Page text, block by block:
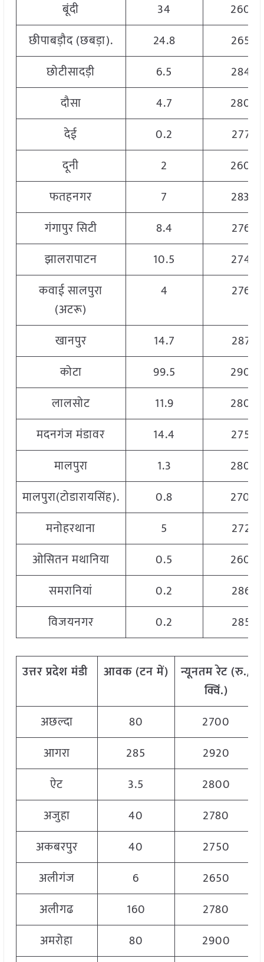
बूंदी
34
2600
छीपाबड़ौद (छबड़ा).
24.8
2650
छोटीसादड़ी
6.5
2845
दौसा
4.7
2800
देई
0.2
2778
दूनी
2
2600
फतहनगर
7
2830
गंगापुर सिटी
8.4
2766
झालरापाटन
10.5
2745
कवाई सालपुरा
(अटरू)
4 2766
खानपुर 14.7
2876
कोटा
99.5
2900
लालसोट
11.9
2800
मदनगंज मंडावर
14.4
2750
मालपुरा
1.3
2800
मालपुरा(टोडारायसिंह).
0.8
2700
मनोहरथाना
5
2725
ओसितन मथानिया
0.5
2600
समरानियां
0.2
2863
विजयनगर
0.2 2857
उत्तरप्रदेशमंडी आवक(टनमें) न्यूनतमरेट(रु./
क्विं.)
अछल्दा 80
2700
आगरा
285
2920
ऐट
3.5
2800
अजुहा
40
2780
अकबरपुर
40
2750
अलीगंज
6
2650
अलीगढ
160
2780
अमरोहा
80 2900